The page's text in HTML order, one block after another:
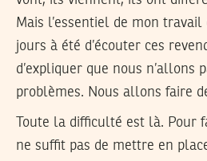
Mais l’essentiel de mon
jours à été d’écouter ces
d’expliquer que nous n’allons
problèmes. Nous allons faire
Toute la difficulté est là. Pour
ne suffit pas de mettre en